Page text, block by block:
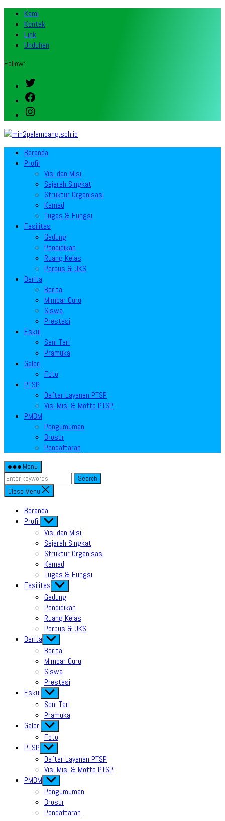
Kami
Kontak
Link
Unduhan
Follow:
Twitter
Facebook
Instagram
Beranda
Profil
Visi dan Misi
Sejarah Singkat
Struktur Organisasi
Kamad
Tugas & Fungsi
Fasilitas
Gedung
Pendidikan
Ruang Kelas
Perpus & UKS
Berita
Berita
Mimbar Guru
Siswa
Prestasi
Eskul
Seni Tari
Pramuka
Galeri
Foto
PTSP
Daftar Layanan PTSP
Visi Misi & Motto PTSP
PMBM
Pengumuman
Brosur
Pendaftaran
Menu
Search
Close Menu
Beranda
Profil Show
sub
menu
Visi dan Misi
Sejarah Singkat
Struktur Organisasi
Kamad
Tugas & Fungsi
Fasilitas Show
sub
menu
Gedung
Pendidikan
Ruang Kelas
Perpus & UKS
Berita Show
sub
menu
Berita
Mimbar Guru
Siswa
Prestasi
Eskul Show
sub
menu
Seni Tari
Pramuka
Galeri Show
sub
menu
Foto
PTSP Show
sub
menu
Daftar Layanan PTSP
Visi Misi & Motto PTSP
PMBM Show
sub
menu
Pengumuman
Brosur
Pendaftaran